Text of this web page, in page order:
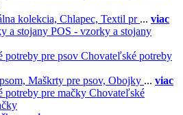
kolekcia, Chlapec, Textil pr ... viac
POS - vzorky a stojany
Chovateľské potreby
Maškrty pre psov, Obojky ... viac
Chovateľské